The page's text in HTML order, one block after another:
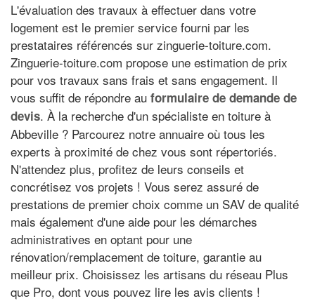
L'évaluation des travaux à effectuer dans votre
logement est le premier service fourni par les
prestataires référencés sur zinguerie-toiture.com.
Zinguerie-toiture.com propose une estimation de prix
pour vos travaux sans frais et sans engagement. Il
vous suffit de répondre au formulaire de demande de
devis. À la recherche d'un spécialiste en toiture à
Abbeville ? Parcourez notre annuaire où tous les
experts à proximité de chez vous sont répertoriés.
N'attendez plus, profitez de leurs conseils et
concrétisez vos projets ! Vous serez assuré de
prestations de premier choix comme un SAV de qualité
mais également d'une aide pour les démarches
administratives en optant pour une
rénovation/remplacement de toiture, garantie au
meilleur prix. Choisissez les artisans du réseau Plus
que Pro, dont vous pouvez lire les avis clients !